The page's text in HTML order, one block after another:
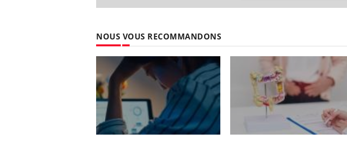
NOUS VOUS RECOMMANDONS